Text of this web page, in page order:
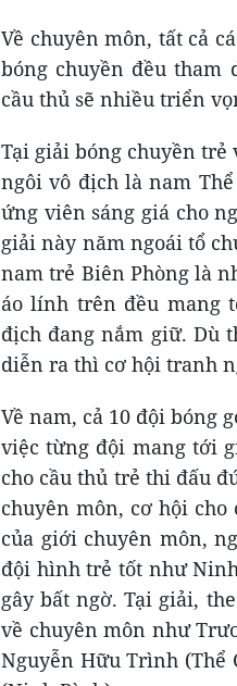
Về chuyên môn, tất cả
bóng chuyền đều tham
cầu thủ sẽ nhiều triển
Tại giải bóng chuyền trẻ
ngôi vô địch là nam
ứng viên sáng giá cho
giải này năm ngoái tổ
nam trẻ Biên Phòng là
áo lính trên đều mang
địch đang nắm giữ. Dù
diễn ra thì cơ hội tranh
Về nam, cả 10 đội bóng
việc từng đội mang tới
cho cầu thủ trẻ thi đấu
chuyên môn, cơ hội
của giới chuyên môn,
đội hình trẻ tốt như Ninh
gây bất ngờ. Tại giải,
về chuyên môn như
Nguyễn Hữu Trình (Thể